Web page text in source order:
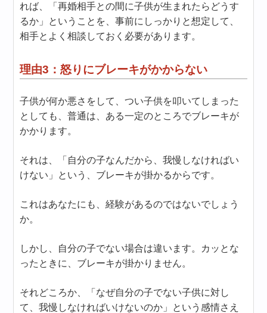
れば、「再婚相手との間に子供が生まれたらどうす
るか」ということを、事前にしっかりと想定して、
相手とよく相談しておく必要があります。
理由3：怒りにブレーキがかからない
子供が何か悪さをして、つい子供を叩いてしまった
としても、普通は、ある一定のところでブレーキが
かかります。
それは、「自分の子なんだから、我慢しなければい
けない」という、ブレーキが掛かるからです。
これはあなたにも、経験があるのではないでしょう
か。
しかし、自分の子でない場合は違います。カッとな
ったときに、ブレーキが掛かりません。
それどころか、「なぜ自分の子でない子供に対し
て、我慢しなければいけないのか」という感情さえ